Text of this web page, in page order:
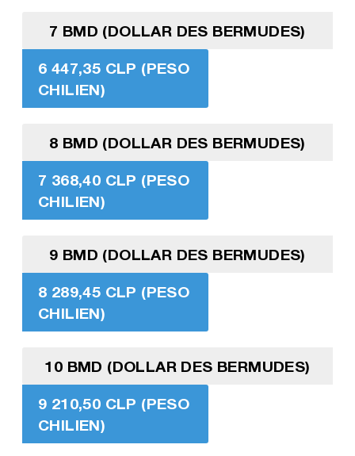
7 BMD (DOLLAR DES BERMUDES)
6 447,35 CLP (PESO
CHILIEN)
8 BMD (DOLLAR DES BERMUDES)
7 368,40 CLP (PESO
CHILIEN)
9 BMD (DOLLAR DES BERMUDES)
8 289,45 CLP (PESO
CHILIEN)
10 BMD (DOLLAR DES BERMUDES)
9 210,50 CLP (PESO
CHILIEN)